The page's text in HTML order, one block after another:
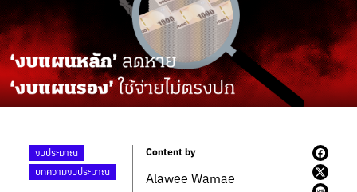
งบประมาณ
บทความงบประมาณ
Content by
Alawee Wamae